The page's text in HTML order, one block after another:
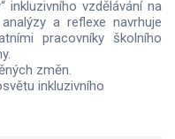
inkluzivního vzdělávání na
a reflexe navrhuje
pracovníky školního
změn.
inkluzivního